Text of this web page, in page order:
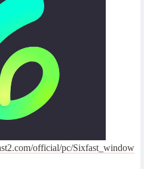
official/pc/Sixfast_window